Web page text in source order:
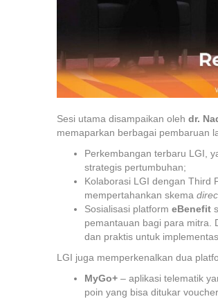
Sesi utama disampaikan oleh dr.
memaparkan berbagai pembaruan
Perkembangan terbaru LGI,
strategis pertumbuhan;
Kolaborasi LGI dengan Third
mempertahankan skema
Sosialisasi platform eBenefit
pemantauan bagi para mitra.
dan praktis untuk
LGI juga memperkenalkan dua
MyGo+ – aplikasi telematik
poin yang bisa ditukar voucher